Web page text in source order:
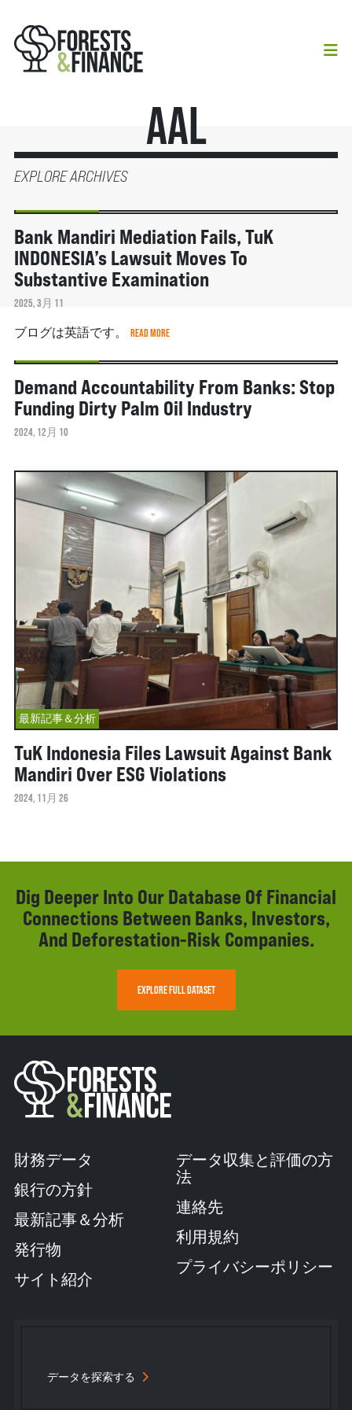
AAL
EXPLORE ARCHIVES
Bank Mandiri Mediation Fails, TuK
INDONESIA’s Lawsuit Moves To
Substantive Examination
2025, 3月 11
ブログは英語です。
READ MORE
Demand Accountability From Banks: Stop
Funding Dirty Palm Oil Industry
2024, 12月 10
最新記事＆分析
TuK Indonesia Files Lawsuit Against Bank
Mandiri Over ESG Violations
2024, 11月 26
Dig Deeper Into Our Database Of Financial
Connections Between Banks, Investors,
And Deforestation-Risk Companies.
EXPLORE FULL DATASET
財務データ
銀行の方針
最新記事＆分析
発行物
サイト紹介
データを探索する
データ収集と評価の方
法
連絡先
利用規約
プライバシーポリシー